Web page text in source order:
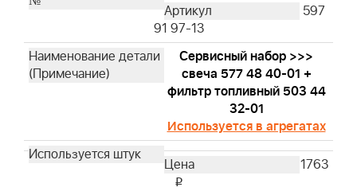
597
91 97-13
Сервисный набор >>>
свеча 577 48 40-01 +
фильтр топливный 503 44
32-01
Используется в агрегатах
1763
i